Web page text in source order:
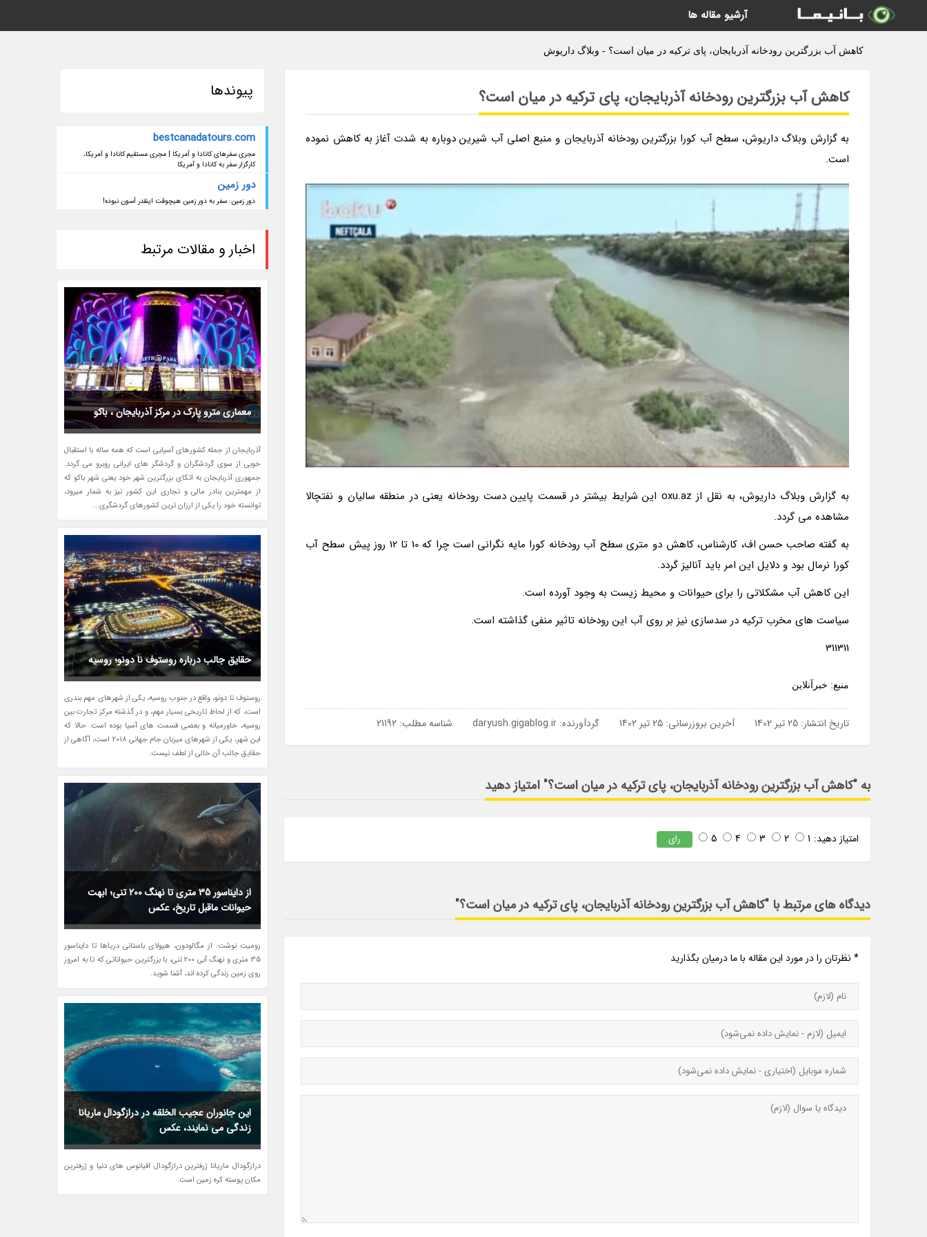
کاهش آب بزرگترین رودخانه آذربایجان، پای ترکیه در میان است؟ - وبلاگ داریوش
کاهش آب بزرگترین رودخانه آذربایجان، پای ترکیه در میان است؟
به گزارش وبلاگ داریوش، سطح آب کورا بزرگترین رودخانه آذربایجان و منبع اصلی آب شیرین دوباره به شدت آغاز به کاهش نموده
است.
به گزارش وبلاگ داریوش، به نقل از oxu.az این شرایط بیشتر در قسمت پایین دست رودخانه یعنی در منطقه سالیان و نفتچالا
مشاهده می گردد.
به گفته صاحب حسن اف، کارشناس، کاهش دو متری سطح آب رودخانه کورا مایه نگرانی است چرا که 10 تا 12 روز پیش سطح آب
کورا نرمال بود و دلایل این امر باید آنالیز گردد.
این کاهش آب مشکلاتی را برای حیوانات و محیط زیست به وجود آورده است.
سیاست های مخرب ترکیه در سدسازی نیز بر روی آب این رودخانه تاثیر منفی گذاشته است.
311311
منبع: خبرآنلاین
تاریخ انتشار: 25 تیر 1402 آخرین بروزرسانی: 25 تیر 1402 گردآورنده: daryush.gigablog.ir شناسه مطلب: 21192
به "کاهش آب بزرگترین رودخانه آذربایجان، پای ترکیه در میان است؟" امتیاز دهید
امتیاز دهید: 1
2
3
4
5 رای
دیدگاه های مرتبط با "کاهش آب بزرگترین رودخانه آذربایجان، پای ترکیه در میان است؟"
* نظرتان را در مورد این مقاله با ما درمیان بگذارید
پیوندها
bestcanadatours.com
مجری سفرهای کانادا و آمریکا | مجری مستقیم کانادا و آمریکا،
کارگزار سفر به کانادا و آمریکا
دور زمین
دور زمین: سفر به دور زمین هیچوقت اینقدر آسون نبوده!
اخبار و مقالات مرتبط
معماری مترو پارک در مرکز آذربایجان ، باکو
آذربایجان از جمله کشورهای آسیایی است که همه ساله با استقبال
خوبی از سوی گردشگران و گردشگر های ایرانی روبرو می گردد.
جمهوری آذربایجان به اتکای بزرگترین شهر خود یعنی شهر باکو که
از مهمترین بنادر مالی و تجاری این کشور نیز به شمار میرود،
توانسته خود را یکی از ارزان ترین کشورهای گردشگری...
حقایق جالب درباره روستوف نا دونو؛ روسیه
روستوف نا دونو، واقع در جنوب روسیه، یکی از شهرهای مهم بندری
است، که از لحاظ تاریخی بسیار مهم، و در گذشته مرکز تجارت بین
روسیه، خاورمیانه و بعضی قسمت های آسیا بوده است. حالا که
این شهر، یکی از شهرهای میزبان جام جهانی 2018 است، آگاهی از
حقایق جالب آن خالی از لطف نیست.
از دایناسور 35 متری تا نهنگ 200 تنی؛ ابهت
حیوانات ماقبل تاریخ، عکس
زومیت نوشت: از مگالودون، هیولای باستانی دریاها تا دایناسور
35 متری و نهنگ آبی 200 تنی، با بزرگترین حیواناتی که تا به امروز
روی زمین زندگی کرده اند، آشنا شوید.
این جانوران عجیب الخلقه در درازگودال ماریانا
زندگی می نمایند، عکس
درازگودال ماریانا ژرفترین درازگودال اقیانوس های دنیا و ژرفترین
مکان پوسته کره زمین است.
آرشیو مقاله ها